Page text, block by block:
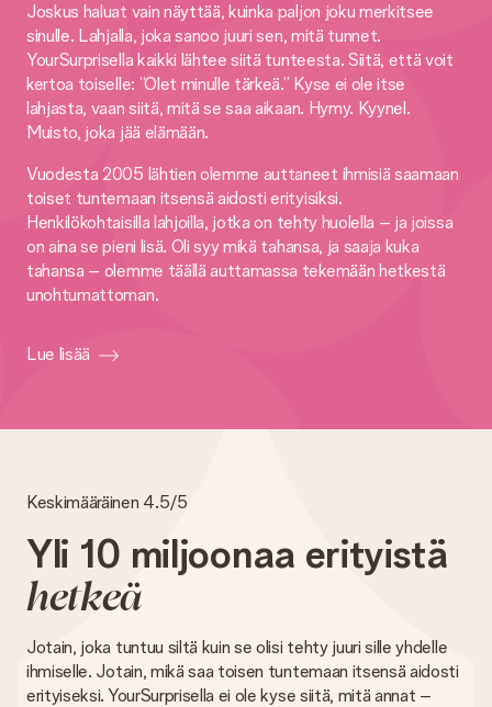
Joskus haluat vain näyttää, kuinka paljon joku merkitsee
sinulle. Lahjalla, joka sanoo juuri sen, mitä tunnet.
YourSurprisella kaikki lähtee siitä tunteesta. Siitä, että voit
kertoa toiselle: ”Olet minulle tärkeä.” Kyse ei ole itse
lahjasta, vaan siitä, mitä se saa aikaan. Hymy. Kyynel.
Muisto, joka jää elämään.
Vuodesta 2005 lähtien olemme auttaneet ihmisiä saamaan
toiset tuntemaan itsensä aidosti erityisiksi.
Henkilökohtaisilla lahjoilla, jotka on tehty huolella – ja joissa
on aina se pieni lisä. Oli syy mikä tahansa, ja saaja kuka
tahansa – olemme täällä auttamassa tekemään hetkestä
unohtumattoman.
Lue lisää
Keskimääräinen 4.5/5
Yli 10 miljoonaa erityistä
hetkeä
Jotain, joka tuntuu siltä kuin se olisi tehty juuri sille yhdelle
ihmiselle. Jotain, mikä saa toisen tuntemaan itsensä aidosti
erityiseksi. YourSurprisella ei ole kyse siitä, mitä annat –